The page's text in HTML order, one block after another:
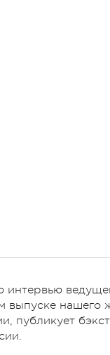
интервью
выпуске нашего
публикует